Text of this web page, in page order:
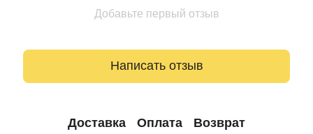
Добавьте первый отзыв
Написать отзыв
Доставка Оплата Возврат